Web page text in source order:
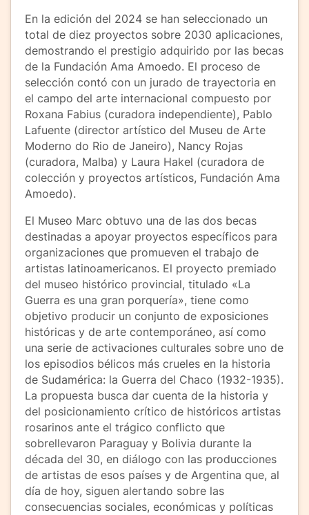
En la edición del 2024 se han seleccionado un
total de diez proyectos sobre 2030 aplicaciones,
demostrando el prestigio adquirido por las becas
de la Fundación Ama Amoedo. El proceso de
selección contó con un jurado de trayectoria en
el campo del arte internacional compuesto por
Roxana Fabius (curadora independiente), Pablo
Lafuente (director artístico del Museu de Arte
Moderno do Rio de Janeiro), Nancy Rojas
(curadora, Malba) y Laura Hakel (curadora de
colección y proyectos artísticos, Fundación Ama
Amoedo).
El Museo Marc obtuvo una de las dos becas
destinadas a apoyar proyectos específicos para
organizaciones que promueven el trabajo de
artistas latinoamericanos. El proyecto premiado
del museo histórico provincial, titulado «La
Guerra es una gran porquería», tiene como
objetivo producir un conjunto de exposiciones
históricas y de arte contemporáneo, así como
una serie de activaciones culturales sobre uno de
los episodios bélicos más crueles en la historia
de Sudamérica: la Guerra del Chaco (1932-1935).
La propuesta busca dar cuenta de la historia y
del posicionamiento crítico de históricos artistas
rosarinos ante el trágico conflicto que
sobrellevaron Paraguay y Bolivia durante la
década del 30, en diálogo con las producciones
de artistas de esos países y de Argentina que, al
día de hoy, siguen alertando sobre las
consecuencias sociales, económicas y políticas